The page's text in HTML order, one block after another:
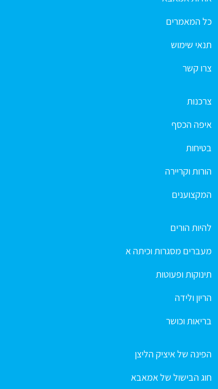
כל המאמרים
תנאי שימוש
צרו קשר
צרכנות
איפה הכסף
בטיחות
הורות וקריירה
המקצוענים
להיות הורים
מעברים מסגרות וכיתה א
תינוקות ופעוטות
הריון ולידה
בריאות וכושר
הפינה של איציק הליצן
חוג הבישול של אמאבא